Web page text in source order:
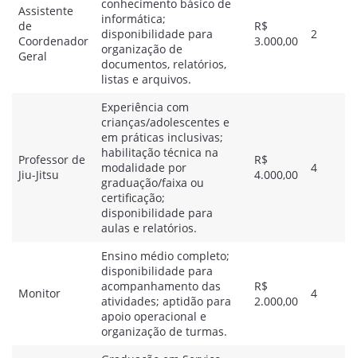
Assistente
de
Coordenador
Geral
conhecimento básico de
informática;
disponibilidade para
organização de
documentos, relatórios,
listas e arquivos.
R$
3.000,00
2
Professor de
Jiu-Jitsu
Experiência com
crianças/adolescentes e
em práticas inclusivas;
habilitação técnica na
modalidade por
graduação/faixa ou
certificação;
disponibilidade para
aulas e relatórios.
R$
4.000,00
4
Monitor
Ensino médio completo;
disponibilidade para
acompanhamento das
atividades; aptidão para
apoio operacional e
organização de turmas.
R$
2.000,00
4